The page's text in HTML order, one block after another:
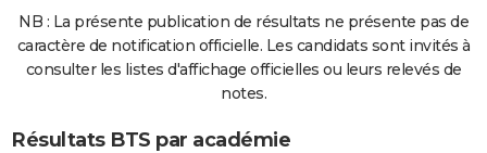
NB : La présente publication de résultats ne présente pas de
caractère de notification officielle. Les candidats sont invités à
consulter les listes d'affichage officielles ou leurs relevés de
notes.
Résultats BTS par académie